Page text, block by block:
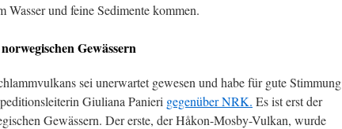
Wasser und feine Sedimente kommen.
Gewässern
sei unerwartet gewesen und habe für gute Stimmung
Giuliana Panieri gegenüber NRK. Es ist erst der
Gewässern. Der erste, der Håkon-Mosby-Vulkan, wurde